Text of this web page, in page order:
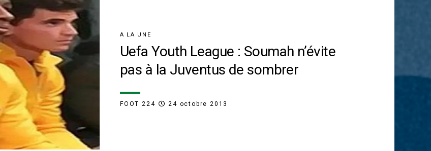
A LA UNE
Uefa Youth League : Soumah n’évite
pas à la Juventus de sombrer
FOOT 224 24 octobre 2013